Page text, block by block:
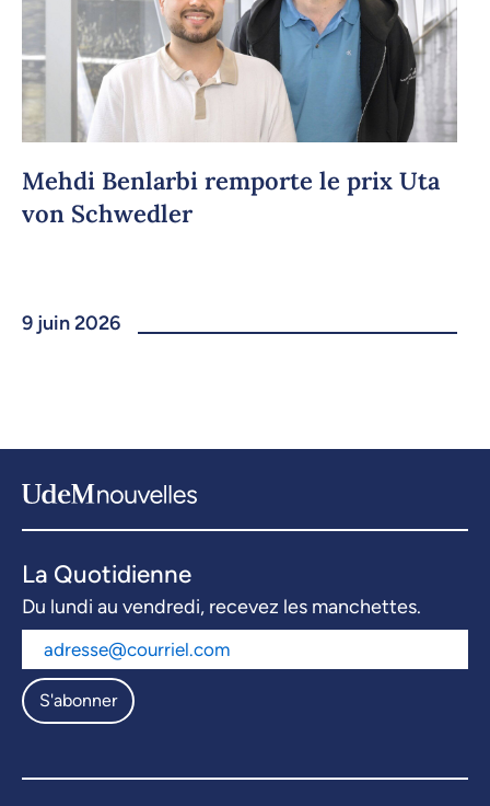
Mehdi Benlarbi remporte le prix Uta
von Schwedler
9 juin 2026
La Quotidienne
Du lundi au vendredi, recevez les manchettes.
S'abonner